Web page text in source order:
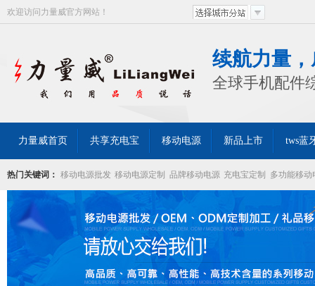
欢迎访问力量威官方网站！
续航力量
全球手机配件
力量威首页 共享充电宝 移动电源 新品上市 tws蓝
热门关键词： 移动电源批发 移动电源定制 品牌移动电源 充电宝定制 多功能移动